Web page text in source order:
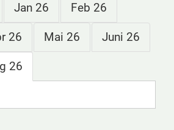
Jan 26 Feb 26
26 Mai 26 Juni 26
26